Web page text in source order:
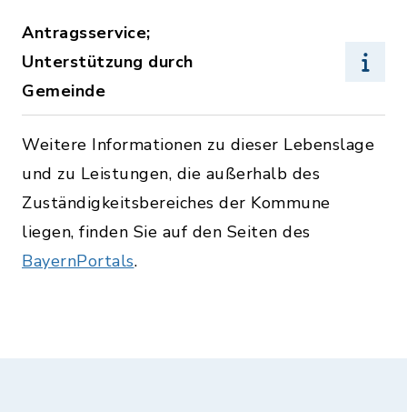
Antragsservice;
Unterstützung durch
Gemeinde
Weitere Informationen zu dieser Lebenslage
und zu Leistungen, die außerhalb des
Zuständigkeitsbereiches der Kommune
liegen, finden Sie auf den Seiten des
BayernPortals.